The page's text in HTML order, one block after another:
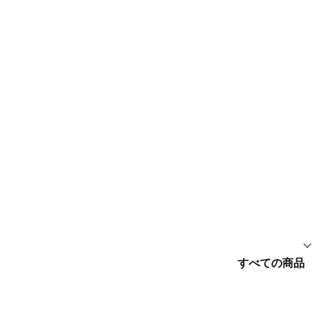
すべての商品